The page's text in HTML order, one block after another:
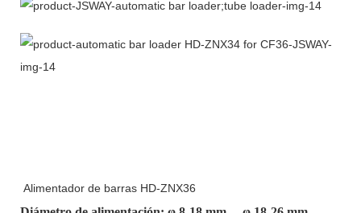
Alimentador de barras HD-ZNX36